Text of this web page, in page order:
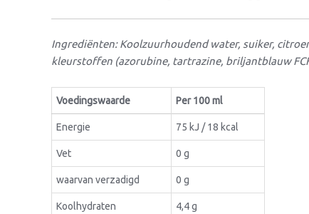
Ingrediënten: Koolzuurhoudend water, suiker,
kleurstoffen (azorubine, tartrazine, briljantblauw
Voedingswaarde Per 100 ml
Energie 75 kJ / 18 kcal
Vet 0 g
waarvan verzadigd 0 g
Koolhydraten 4,4 g